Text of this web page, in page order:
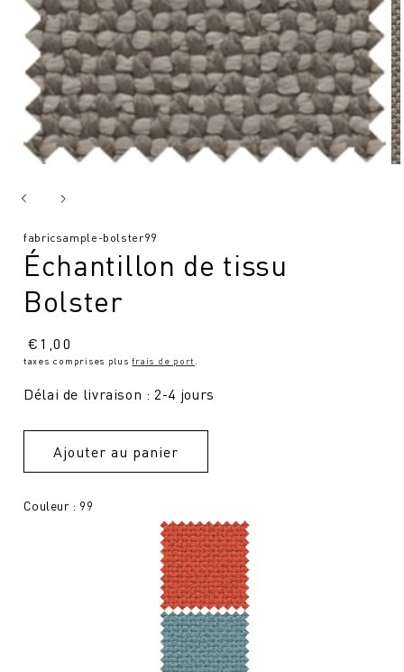
SKU
fabricsample-bolster99
Échantillon de tissu
Bolster
Prix
normal
€1,00
taxes comprises plusfrais de port
Délai de livraison : 2-4 jours
Ajouter au panier
Couleur : 99